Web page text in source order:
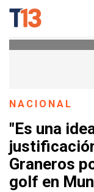
NACIONAL
"Es una
Graneros
golf en